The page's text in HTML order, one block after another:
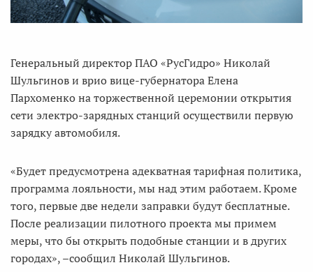
Генеральный директор ПАО «РусГидро» Николай
Шульгинов и врио вице-губернатора Елена
Пархоменко на торжественной церемонии открытия
сети электро-зарядных станций осуществили первую
зарядку автомобиля.
«Будет предусмотрена адекватная тарифная политика,
программа лояльности, мы над этим работаем. Кроме
того, первые две недели заправки будут бесплатные.
После реализации пилотного проекта мы примем
меры, что бы открыть подобные станции и в других
городах», –сообщил Николай Шульгинов.